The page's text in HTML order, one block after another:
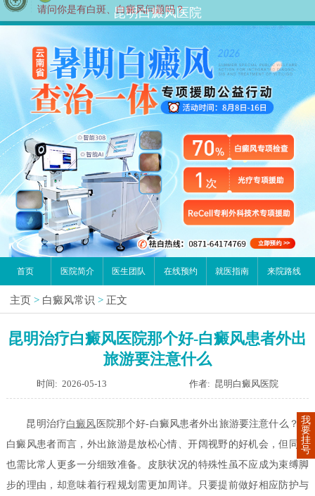
昆明白癜风医院
首页 医院简介 医生团队 在线预约 就医指南 来院路线
主页 > 白癜风常识 > 正文
昆明治疗白癜风医院那个好-白癜风患者外出
旅游要注意什么
时间: 2026-05-13 作者: 昆明白癜风医院
昆明治疗白癜风 医院那个好-白癜风患者外出旅游要注意什么？对
白癜风患者而言，外出旅游是放松心情、开阔视野的好机会，但同时
也需比常人更多一分细致准备。皮肤状况的特殊性虽不应成为束缚脚
步的理由，却意味着行程规划需更加周详。只要提前做好相应防护与
我
要
挂
号